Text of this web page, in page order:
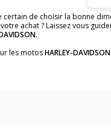
certain de choisir la bonne
achat ? Laissez vous
.
les motosHARLEY-
pneumatiques, dans le